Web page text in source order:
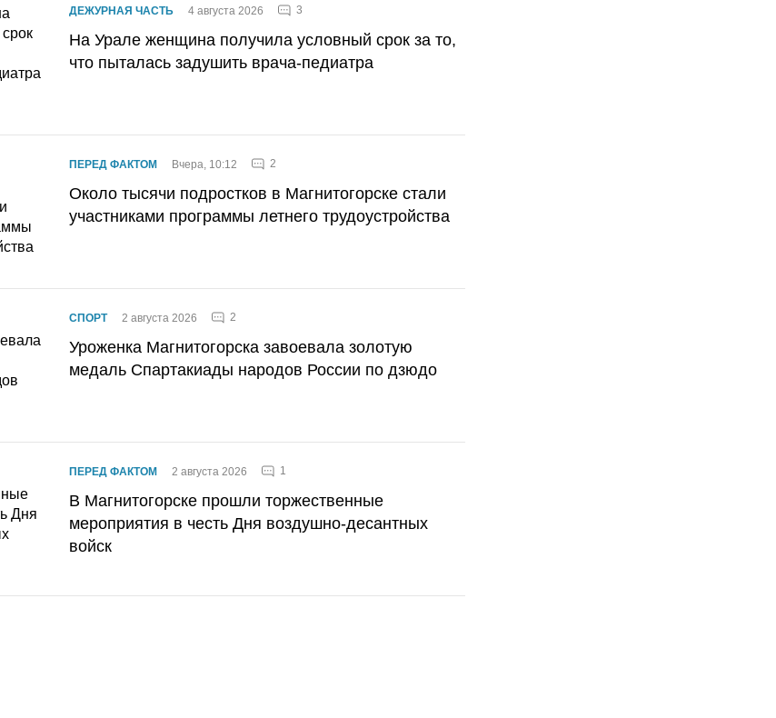
ДЕЖУРНАЯ ЧАСТЬ 4 августа 2026 3
На Урале женщина получила условный срок за то,
что пыталась задушить врача-педиатра
ПЕРЕД ФАКТОМ Вчера, 10:12 2
Около тысячи подростков в Магнитогорске стали
участниками программы летнего трудоустройства
СПОРТ 2 августа 2026 2
Уроженка Магнитогорска завоевала золотую
медаль Спартакиады народов России по дзюдо
ПЕРЕД ФАКТОМ 2 августа 2026 1
В Магнитогорске прошли торжественные
мероприятия в честь Дня воздушно-десантных
войск